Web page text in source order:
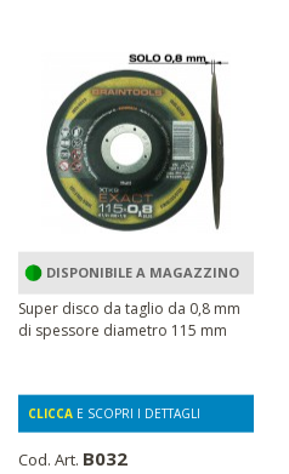
DISPONIBILE A MAGAZZINO
Super disco da taglio da 0,8 mm
di spessore diametro 115 mm
CLICCA E SCOPRI I DETTAGLI
Cod. Art. B032